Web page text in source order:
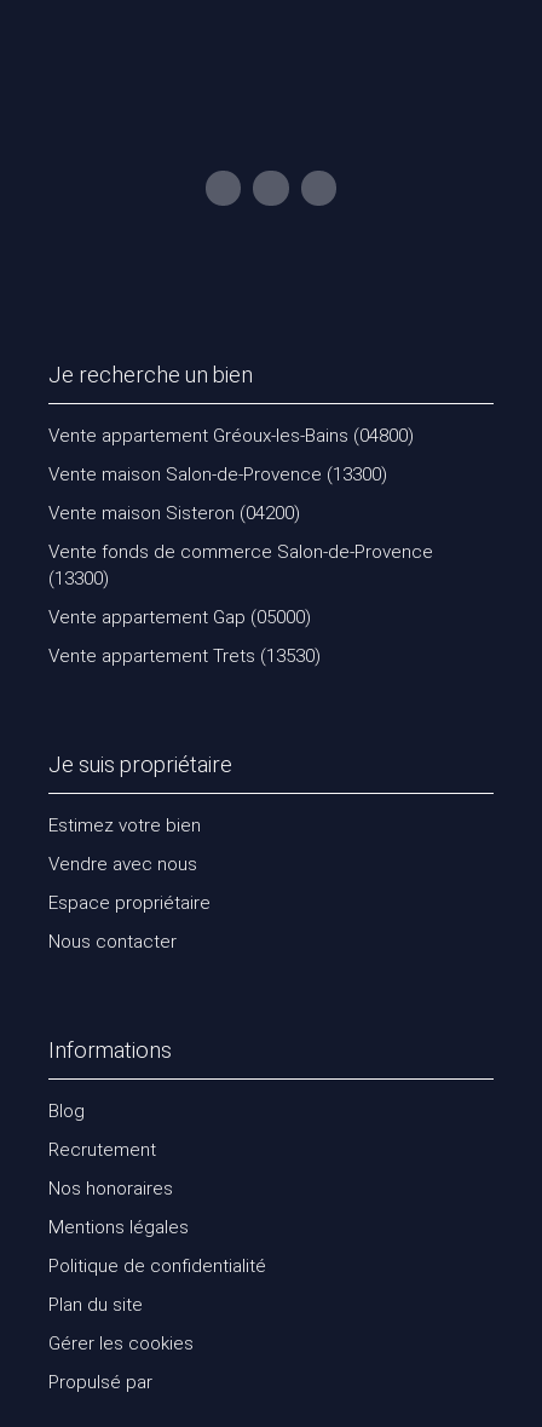
Je recherche un bien
Vente appartement Gréoux-les-Bains (04800)
Vente maison Salon-de-Provence (13300)
Vente maison Sisteron (04200)
Vente fonds de commerce Salon-de-Provence
(13300)
Vente appartement Gap (05000)
Vente appartement Trets (13530)
Je suis propriétaire
Estimez votre bien
Vendre avec nous
Espace propriétaire
Nous contacter
Informations
Blog
Recrutement
Nos honoraires
Mentions légales
Politique de confidentialité
Plan du site
Gérer les cookies
Propulsé par